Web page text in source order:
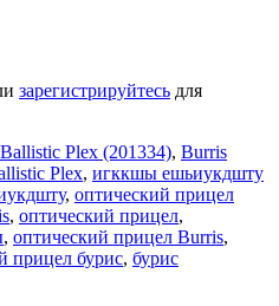
зарегистрируйтесь для
Plex (201334), Burris
Plex, игккшы ешьиукдшту
, оптический прицел
, оптический прицел,
, оптический прицел Burris,
прицел бурис, бурис